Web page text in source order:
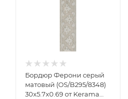
Бордюр Ферони серый
матовый (OS/B295/8348)
30x5.7x0.69 от Kerama